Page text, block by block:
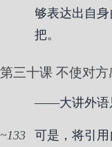
够表达出自
把。
第三十课 不使对
——大讲外语
133
可是，将引